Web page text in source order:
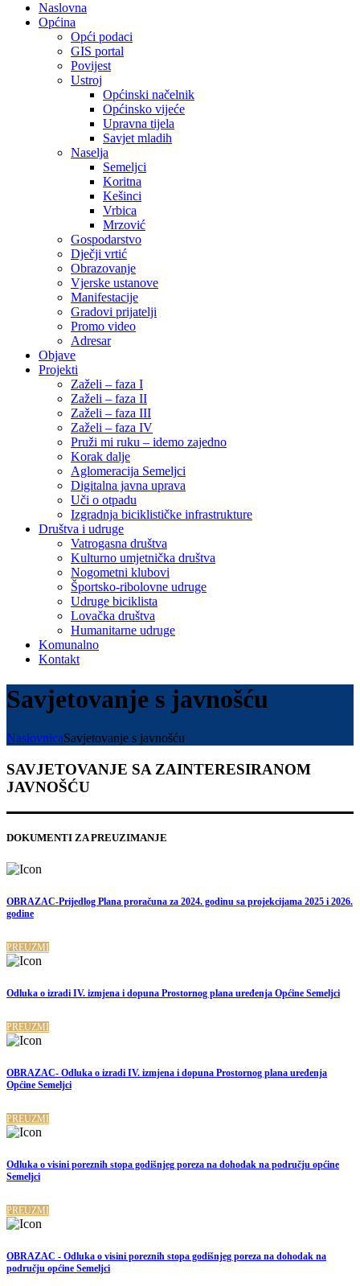
Naslovna
Općina
Opći podaci
GIS portal
Povijest
Ustroj
Općinski načelnik
Općinsko vijeće
Upravna tijela
Savjet mladih
Naselja
Semeljci
Koritna
Kešinci
Vrbica
Mrzović
Gospodarstvo
Dječji vrtić
Obrazovanje
Vjerske ustanove
Manifestacije
Gradovi prijatelji
Promo video
Adresar
Objave
Projekti
Zaželi – faza I
Zaželi – faza II
Zaželi – faza III
Zaželi – faza IV
Pruži mi ruku – idemo zajedno
Korak dalje
Aglomeracija Semeljci
Digitalna javna uprava
Uči o otpadu
Izgradnja biciklističke infrastrukture
Društva i udruge
Vatrogasna društva
Kulturno umjetnička društva
Nogometni klubovi
Športsko-ribolovne udruge
Udruge biciklista
Lovačka društva
Humanitarne udruge
Komunalno
Kontakt
Savjetovanje s javnošću
NaslovnicaSavjetovanje s javnošću
SAVJETOVANJE SA ZAINTERESIRANOM
JAVNOŠĆU
DOKUMENTI ZA PREUZIMANJE
OBRAZAC-Prijedlog Plana proračuna za 2024. godinu sa projekcijama 2025 i 2026.
godine
PREUZMI
Odluka o izradi IV. izmjena i dopuna Prostornog plana uređenja Općine Semeljci
PREUZMI
OBRAZAC- Odluka o izradi IV. izmjena i dopuna Prostornog plana uređenja
Općine Semeljci
PREUZMI
Odluka o visini poreznih stopa godišnjeg poreza na dohodak na području općine
Semeljci
PREUZMI
OBRAZAC - Odluka o visini poreznih stopa godišnjeg poreza na dohodak na
području općine Semeljci